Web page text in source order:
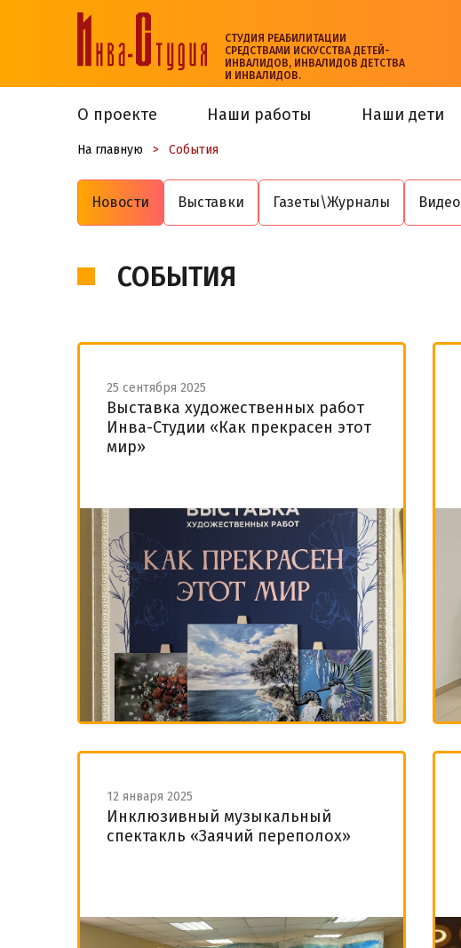
СТУДИЯ РЕАБИЛИТАЦИИ
СРЕДСТВАМИ ИСКУССТВА ДЕТЕЙ-
ИНВАЛИДОВ, ИНВАЛИДОВ ДЕТСТВА
И ИНВАЛИДОВ.
О проекте
Наши работы Наши дети
На главную > События
Новости Выставки Газеты\Журналы Видео
СОБЫТИЯ
25 сентября 2025
Выставка художественных работ
Инва-Студии «Как прекрасен этот
мир»
12 января 2025
Инклюзивный музыкальный
спектакль «Заячий переполох»